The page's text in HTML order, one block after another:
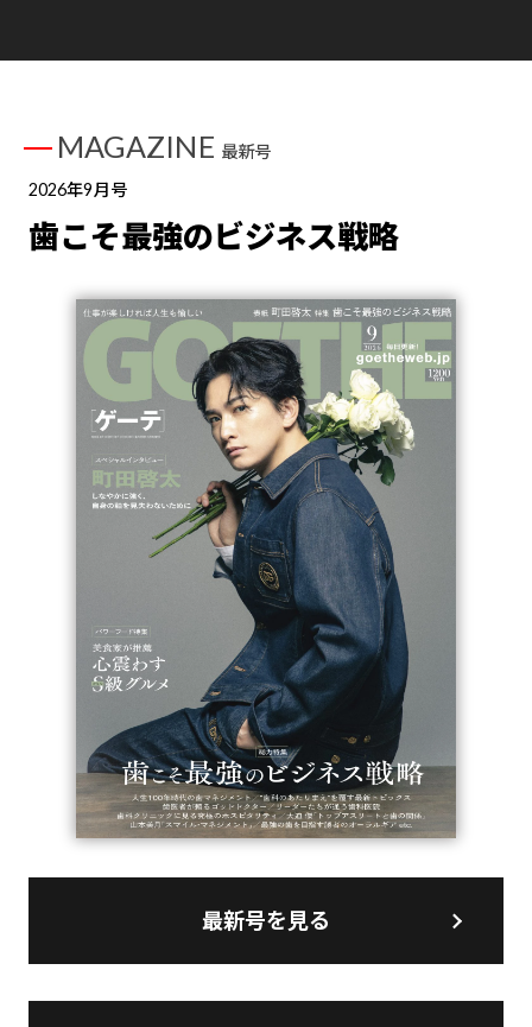
MAGAZINE 最新号
2026年9月号
歯こそ最強のビジネス戦略
最新号を見る